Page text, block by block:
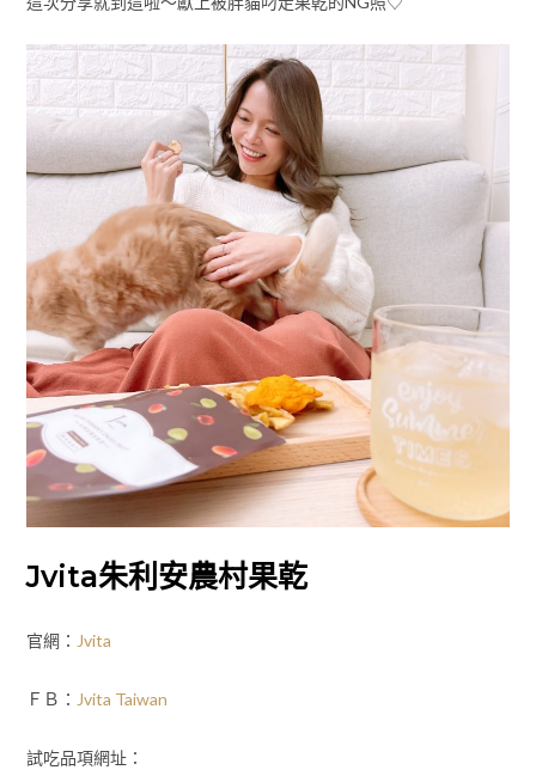
Jvita朱利安農村果乾
官網： Jvita
ＦＢ： Jvita Taiwan
試吃品項網址：